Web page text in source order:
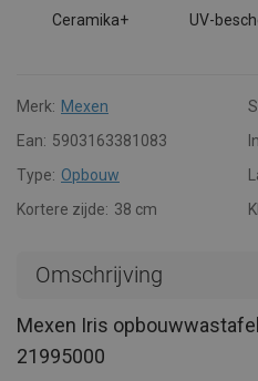
Ceramika+ UV-
Merk: Mexen
Ean: 5903163381083
Type: Opbouw
Kortere zijde: 38 cm
Omschrijving
Mexen Iris
21995000